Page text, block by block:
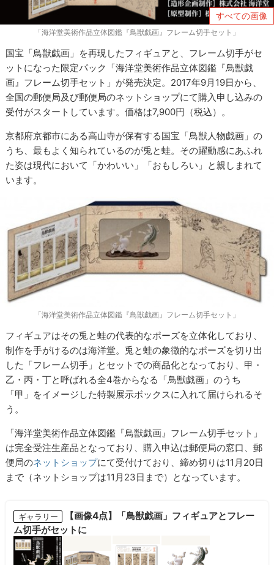
すべての画像
「海洋堂美術作品立体図鑑『鳥獣戯画』フレーム切手セット」
国宝「鳥獣戯画」を再現したフィギュアと、フレーム切手がセ
ットになった限定パック「海洋堂美術作品立体図鑑『鳥獣戯
画』フレーム切手セット」が発売決定。2017年9月19日から、
全国の郵便局及び郵便局のネットショップにて購入申し込みの
受付がスタートしています。価格は7,900円（税込）。
京都府京都市にある高山寺が保有する国宝「鳥獣人物戯画」の
うち、最もよく知られているのが兎と蛙。その躍動感にあふれ
た姿は現代において「かわいい」「おもしろい」と親しまれて
います。
「海洋堂美術作品立体図鑑『鳥獣戯画』フレーム切手セット」
フィギュアはその兎と蛙の代表的なポーズを立体化しており、
制作を手がけるのは海洋堂。兎と蛙の象徴的なポーズを切り出
した「フレーム切手」とセットでの商品化となっており、甲・
乙・丙・丁と呼ばれる全4巻からなる「鳥獣戯画」のうち
「甲」をイメージした特製展示ボックスに入れて届けられるそ
う。
「海洋堂美術作品立体図鑑『鳥獣戯画』フレーム切手セット」
は完全受注生産品となっており、購入申込は郵便局の窓口、郵
便局のネットショップにて受付けており、締め切りは11月20日
まで（ネットショップは11月23日まで）となっています。
ギャラリー
【画像4点】「鳥獣戯画」フィギュアとフレー
ム切手がセットに